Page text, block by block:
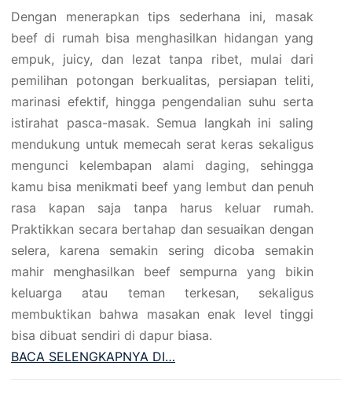
Dengan menerapkan tips sederhana ini, masak
beef di rumah bisa menghasilkan hidangan yang
empuk, juicy, dan lezat tanpa ribet, mulai dari
pemilihan potongan berkualitas, persiapan teliti,
marinasi efektif, hingga pengendalian suhu serta
istirahat pasca-masak. Semua langkah ini saling
mendukung untuk memecah serat keras sekaligus
mengunci kelembapan alami daging, sehingga
kamu bisa menikmati beef yang lembut dan penuh
rasa kapan saja tanpa harus keluar rumah.
Praktikkan secara bertahap dan sesuaikan dengan
selera, karena semakin sering dicoba semakin
mahir menghasilkan beef sempurna yang bikin
keluarga atau teman terkesan, sekaligus
membuktikan bahwa masakan enak level tinggi
bisa dibuat sendiri di dapur biasa.
BACA SELENGKAPNYA DI…